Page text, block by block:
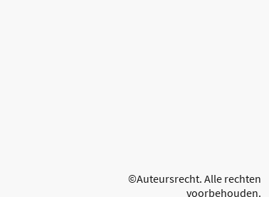
©Auteursrecht. Alle rechten
voorbehouden.